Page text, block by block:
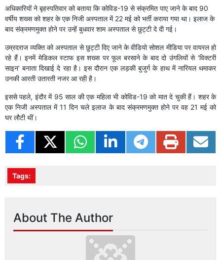
अधिकारियों ने बृहस्पतिवार को बताया कि कोविड-19 से संक्रमित पाए जाने के बाद 90
वर्षीय शख्स को शहर के एक निजी अस्पताल में 22 मई को भर्ती कराया गया था। इलाज के
बाद संक्रमणमुक्त होने पर उन्हें बुधवार शाम अस्पताल से छुट्टी दे दी गई।
उम्रदराज व्यक्ति को अस्पताल से छुट्टी दिए जाने के वीडियो सोशल मीडिया पर वायरल हो
रहे हैं। इनमें मेडिकल स्टाफ इस शख्स पर फूल बरसाने के बाद दो उंगलियों से ‘विक्टरी
साइन’ बनाता दिखाई दे रहा है। इस दौरान एक लड़की बुजुर्ग के हाथ में नारियल थमाकर
उनकी आरती उतारती नजर आ रही है।
इससे पहले, इंदौर में 95 साल की एक महिला भी कोविड-19 को मात दे चुकी हैं। शहर के
एक निजी अस्पताल में 11 दिन चले इलाज के बाद संक्रमणमुक्त होने पर वह 21 मई को
घर लौटी थीं।
Tags:
About The Author